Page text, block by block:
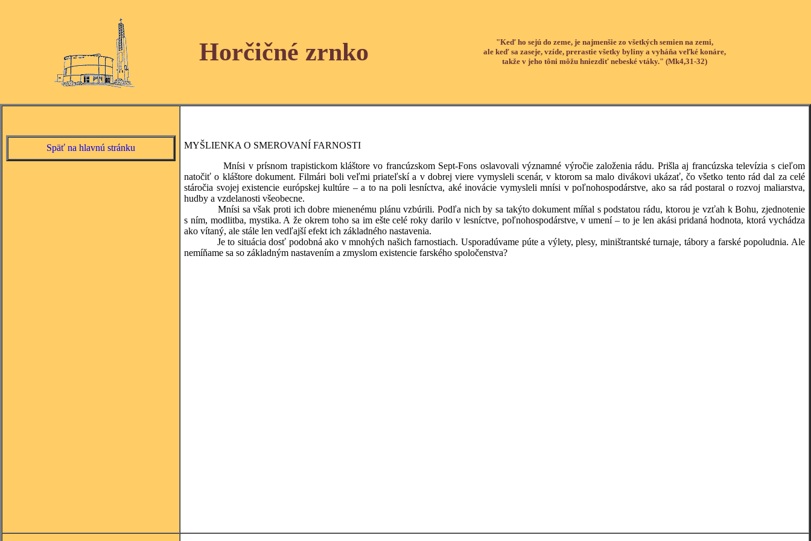
Horčičné zrnko
"Keď ho sejú do zeme, je najmenšie zo všetkých semien na zemi,
ale keď sa zaseje, vzíde, prerastie všetky byliny a vyháňa veľké konáre,
takže v jeho tôni môžu hniezdiť nebeské vtáky." (Mk4,31-32)
Späť na hlavnú stránku
MYŠLIENKA O SMEROVANÍ FARNOSTI
Mnísi v prísnom trapistickom kláštore vo francúzskom Sept-Fons oslavovali významné výročie založenia rádu. Prišla aj francúzska televízia s cieľom
natočiť o kláštore dokument. Filmári boli veľmi priateľskí a v dobrej viere vymysleli scenár, v ktorom sa malo divákovi ukázať, čo všetko tento rád dal za celé
stáročia svojej existencie európskej kultúre – a to na poli lesníctva, aké inovácie vymysleli mnísi v poľnohospodárstve, ako sa rád postaral o rozvoj maliarstva,
hudby a vzdelanosti všeobecne.
Mnísi sa však proti ich dobre mienenému plánu vzbúrili. Podľa nich by sa takýto dokument míňal s podstatou rádu, ktorou je vzťah k Bohu, zjednotenie
s ním, modlitba, mystika. A že okrem toho sa im ešte celé roky darilo v lesníctve, poľnohospodárstve, v umení – to je len akási pridaná hodnota, ktorá vychádza
ako vítaný, ale stále len vedľajší efekt ich základného nastavenia.
Je to situácia dosť podobná ako v mnohých našich farnostiach. Usporadúvame púte a výlety, plesy, miništrantské turnaje, tábory a farské popoludnia. Ale
nemíňame sa so základným nastavením a zmyslom existencie farského spoločenstva?